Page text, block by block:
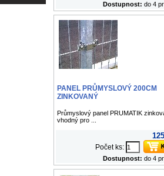
Dostupnost: do 4
PANEL PRŮMYSLOVÝ 200CM
ZINKOVANÝ
Průmyslový panel PRUMATIK
vhodný pro ...
Počet ks:
Dostupnost: do 4